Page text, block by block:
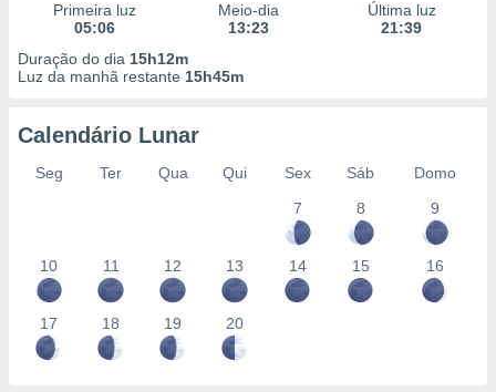
Primeira luz
05:06
Meio-dia
13:23
Última luz
21:39
Duração do dia 15h12m
Luz da manhã restante 15h45m
Calendário Lunar
Seg Ter Qua Qui Sex Sáb
Domo
7
8 9
10 11 12 13 14 15 16
17 18 19 20